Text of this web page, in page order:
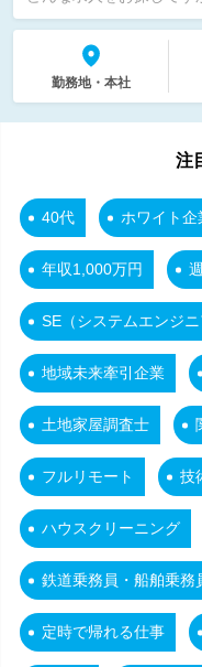
勤務地・本社
注
40代 ホワイト企
年収1,000万円
SE（システムエンジニ
地域未来牽引企業
土地家屋調査士
フルリモート 技
ハウスクリーニング
鉄道乗務員・船舶乗務
定時で帰れる仕事